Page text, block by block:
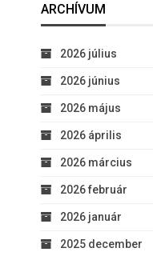
ARCHÍVUM
2026 július
2026 június
2026 május
2026 április
2026 március
2026 február
2026 január
2025 december